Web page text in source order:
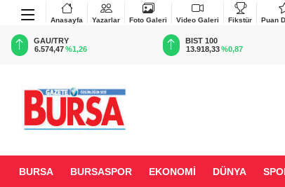
Anasayfa Yazarlar Foto Galeri Video Galeri Fikstür Puan
GAU/TRY
6.574,47 %1,26
BIST 100
13.918,33%0,87
BURSA BURSASPOR EKONOMİ DÜNYA